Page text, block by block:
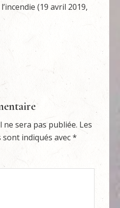
(19 avril 2019,
ne sera pas publiée. Les
indiqués avec*